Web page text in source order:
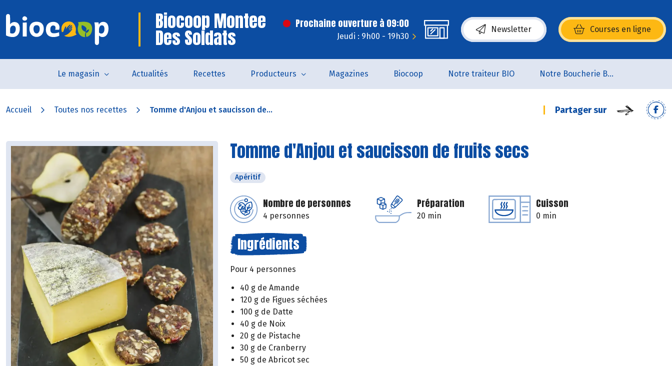
Biocoop Montee
Des Soldats
Prochaine ouverture à 09:00
Jeudi : 9h00 - 19h30
Newsletter Courses en ligne
(s’ouvre dans une nouvelle fenêtre)
Le magasin Actualités Recettes Producteurs Magazines Biocoop Notre traiteur BIO Notre Boucherie BIO
Accueil Toutes nos recettes Tomme d'Anjou et saucisson de... Partager sur
Tomme d'Anjou et saucisson de fruits secs
Apéritif
Nombre de personnes
4 personnes
Préparation
20 min
Cuisson
0 min
Ingrédients
Pour 4 personnes
40 g de Amande
120 g de Figues séchées
100 g de Datte
40 g de Noix
20 g de Pistache
30 g de Cranberry
50 g de Abricot sec